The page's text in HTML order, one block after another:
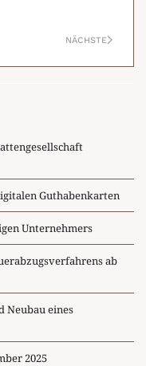
NÄCHSTE
Guthabenkarten
Unternehmers
ab
Neubau eines
2025